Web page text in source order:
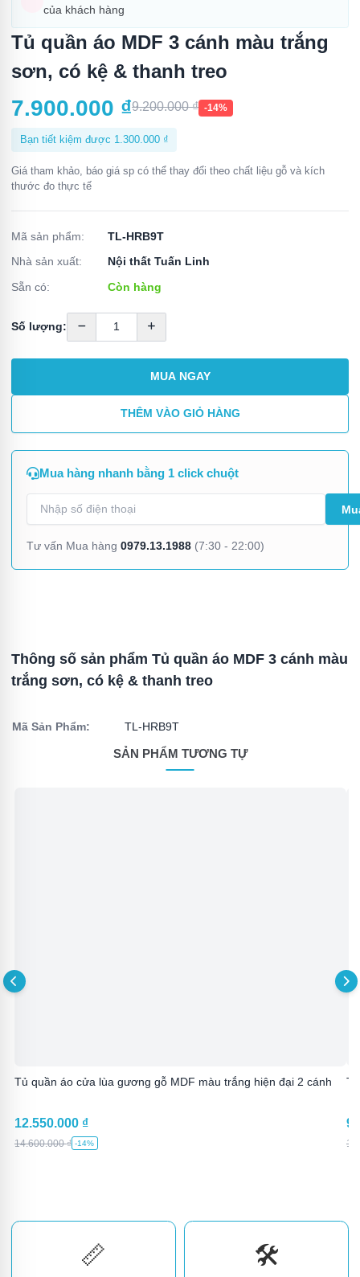
của khách hàng
Tủ quần áo MDF 3 cánh màu trắng
sơn, có kệ & thanh treo
7.900.000 ₫9.200.000₫ -14%
Bạn tiết kiệm được 1.300.000 ₫
Giá tham khảo, báo giá sp có thể thay đổi theo chất liệu gỗ và kích
thước đo thực tế
Mã sản phẩm:
TL-HRB9T
Nhà sản xuất:
Nội thất Tuấn Linh
Sẵn có:
Còn hàng
Số lượng:
MUA NGAY
THÊM VÀO GIỎ HÀNG
Mua hàng nhanh bằng 1 click chuột
Tư vấn Mua hàng 0979.13.1988(7:30 - 22:00)
Thông số sản phẩm Tủ quần áo MDF 3 cánh màu
trắng sơn, có kệ & thanh treo
Mã Sản Phẩm: TL-HRB9T
SẢN PHẨM TƯƠNG TỰ
Tủ quần áo cửa lùa gương gỗ MDF màu trắng hiện đại 2 cánh
12.550.000 ₫
14.600.000₫ -14%
📏 🛠️